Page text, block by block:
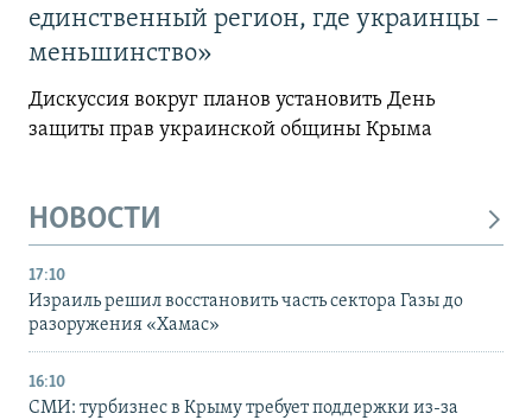
единственный регион, где украинцы –
меньшинство»
Дискуссия вокруг планов установить День
защиты прав украинской общины Крыма
НОВОСТИ
17:10
Израиль решил восстановить часть сектора Газы до
разоружения «Хамас»
16:10
СМИ: турбизнес в Крыму требует поддержки из-за